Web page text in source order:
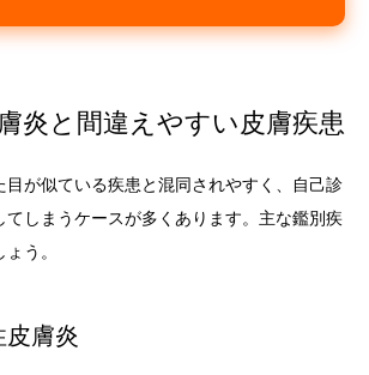
炎と間違えやすい皮膚疾患
目が似ている疾患と混同されやすく、自己診
てしまうケースが多くあります。主な鑑別疾
う。
膚炎